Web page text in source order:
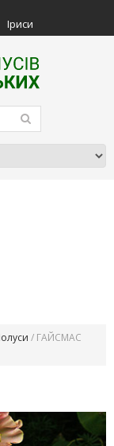
Іриси
/ ГАЙСМАС